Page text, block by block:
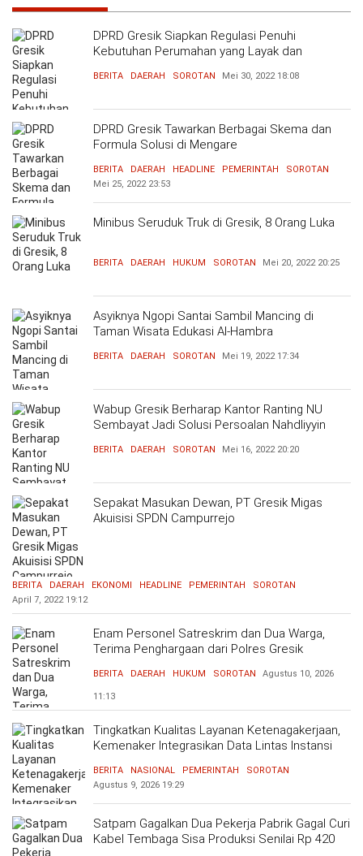
DPRD Gresik Siapkan Regulasi Penuhi
Kebutuhan Perumahan yang Layak dan
BERITA DAERAH SOROTAN Mei 30, 2022 18:08
DPRD Gresik Tawarkan Berbagai Skema dan
Formula Solusi di Mengare
BERITA DAERAH HEADLINE PEMERINTAH
SOROTAN
Mei 25, 2022 23:53
Minibus Seruduk Truk di Gresik, 8 Orang Luka
BERITA DAERAH HUKUM SOROTAN Mei 20, 2022 20:25
Asyiknya Ngopi Santai Sambil Mancing di
Taman Wisata Edukasi Al-Hambra
BERITA DAERAH SOROTAN Mei 19, 2022 17:34
Wabup Gresik Berharap Kantor Ranting NU
Sembayat Jadi Solusi Persoalan Nahdliyyin
BERITA DAERAH SOROTAN Mei 16, 2022 20:20
Sepakat Masukan Dewan, PT Gresik Migas
Akuisisi SPDN Campurrejo
BERITA DAERAH EKONOMI HEADLINE PEMERINTAH
SOROTAN
April 7, 2022 19:12
Enam Personel Satreskrim dan Dua Warga,
Terima Penghargaan dari Polres Gresik
BERITA DAERAH HUKUM SOROTAN Agustus 10, 2026
11:13
Tingkatkan Kualitas Layanan Ketenagakerjaan,
Kemenaker Integrasikan Data Lintas Instansi
BERITA NASIONAL PEMERINTAH
SOROTAN
Agustus 9, 2026 19:29
Satpam Gagalkan Dua Pekerja Pabrik Gagal Curi
Kabel Tembaga Sisa Produksi Senilai Rp 420